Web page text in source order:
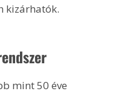
kizárhatók.
mint 50 éve